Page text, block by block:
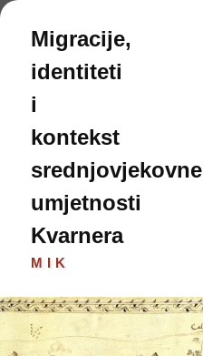
Skip
primary
content
Migracije,
identiteti
i
kontekst
srednjovjekovne
umjetnosti
Kvarnera
MIK